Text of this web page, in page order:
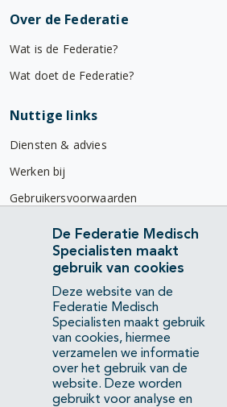
Over de Federatie
Wat is de Federatie?
Wat doet de Federatie?
Nuttige links
Diensten & advies
Werken bij
Gebruikersvoorwaarden
Privacyverklaring
Contact
Mercatorlaan 1200
3528 BL Utrecht
(088) 505 34 34
info@richtlijnendatabase.nl
De Federatie Medisch
Specialisten maakt
gebruik van cookies
Deze website van de
Federatie Medisch
Specialisten maakt gebruik
van cookies, hiermee
verzamelen we informatie
over het gebruik van de
website. Deze worden
gebruikt voor analyse en